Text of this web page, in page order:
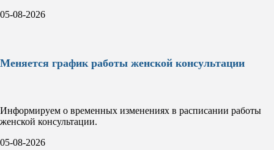
05-08-2026
Меняется график работы женской консультации
Информируем о временных изменениях в расписании работы
женской консультации.
05-08-2026